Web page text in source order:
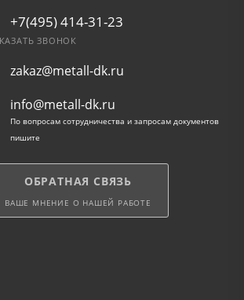
+7(495) 414-31-23
ЗВОНОК
zakaz@metall-dk.ru
info@metall-dk.ru
По вопросам сотрудничества и запросам документов
пишите
ОБРАТНАЯ СВЯЗЬ
ВАШЕ МНЕНИЕ О НАШЕЙ РАБОТЕ